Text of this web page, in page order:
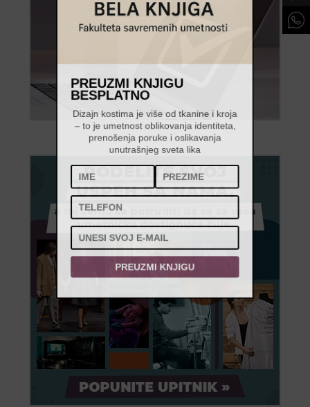
PREUZMI KNJIGU
BESPLATNO
Dizajn kostima je više od tkanine i kroja
– to je umetnost oblikovanja identiteta,
prenošenja poruke i oslikavanja
unutrašnjeg sveta lika
PREUZMI KNJIGU